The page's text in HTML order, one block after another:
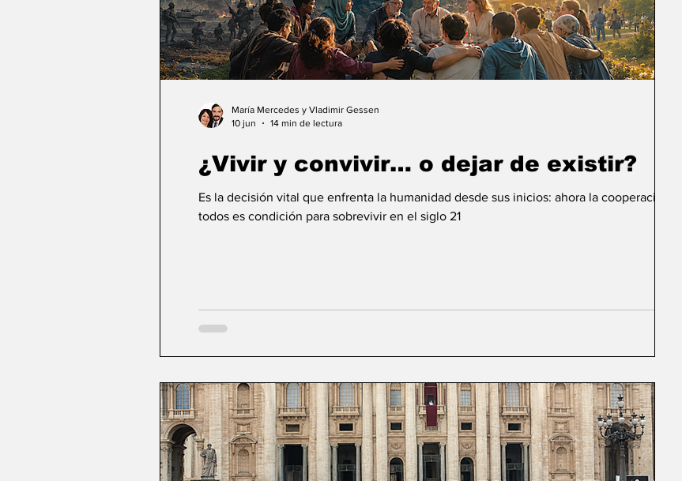
¿Vivir y convivir… o dejar de existir?
Es la decisión vital que enfrenta la humanidad desde sus inicios: ahora la cooperación de
todos es condición para sobrevivir en el siglo 21
María Mercedes y Vladimir Gessen
10 jun
14 min de lectura